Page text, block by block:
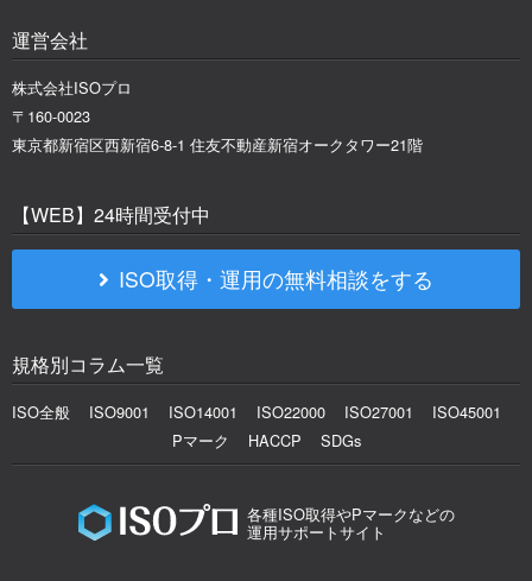
運営会社
株式会社ISOプロ
〒160-0023
東京都新宿区西新宿6-8-1 住友不動産新宿オークタワー21階
【WEB】24時間受付中
ISO取得・運用の無料相談をする
規格別コラム一覧
ISO全般 ISO9001 ISO14001 ISO22000 ISO27001
ISO45001
Pマーク
HACCP SDGs
各種ISO取得やPマークなどの
運用サポートサイト